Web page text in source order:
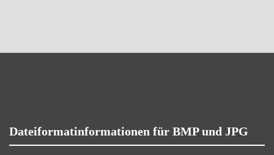
Dateiformatinformationen für BMP und JPG